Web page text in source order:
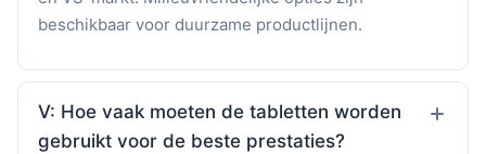
beschikbaar voor duurzame productlijnen.
V: Hoe vaak moeten de tabletten worden
gebruikt voor de beste prestaties?